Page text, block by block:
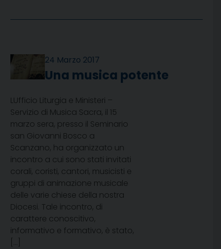
24 Marzo 2017
Una musica potente
LUfficio Liturgia e Ministeri –
Servizio di Musica Sacra, il 15
marzo sera, presso il Seminario
san Giovanni Bosco a
Scanzano, ha organizzato un
incontro a cui sono stati invitati
corali, coristi, cantori, musicisti e
gruppi di animazione musicale
delle varie chiese della nostra
Diocesi. Tale incontro, di
carattere conoscitivo,
informativo e formativo, è stato,
[…]